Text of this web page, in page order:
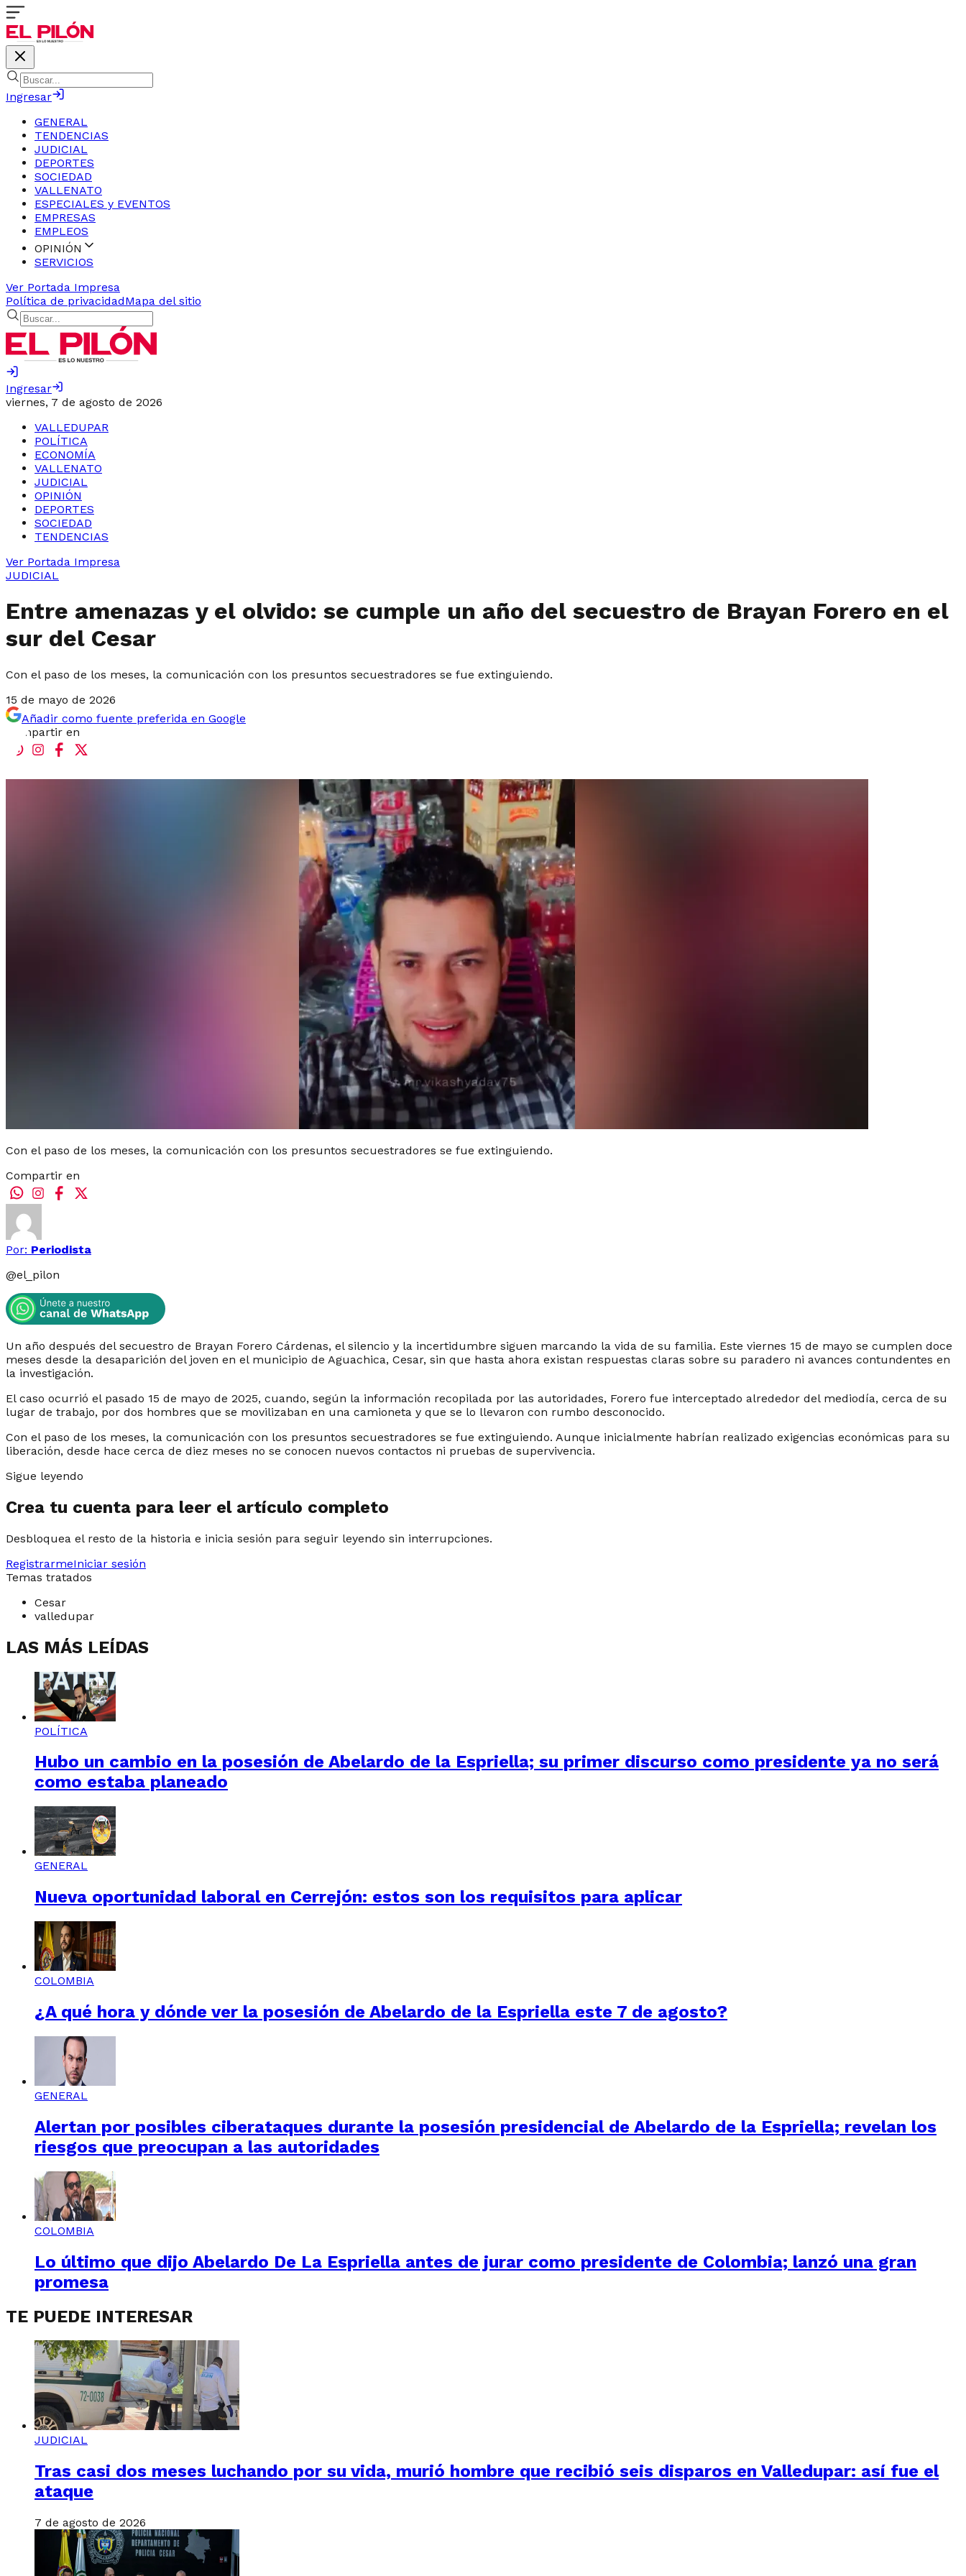
Ingresar
GENERAL
TENDENCIAS
JUDICIAL
DEPORTES
SOCIEDAD
VALLENATO
ESPECIALES y EVENTOS
EMPRESAS
EMPLEOS
OPINIÓN
SERVICIOS
Ver Portada Impresa
Política de privacidadMapa del sitio
Ingresar
viernes, 7 de agosto de 2026
VALLEDUPAR
POLÍTICA
ECONOMÍA
VALLENATO
JUDICIAL
OPINIÓN
DEPORTES
SOCIEDAD
TENDENCIAS
Ver Portada Impresa
JUDICIAL
Entre amenazas y el olvido: se cumple un año del secuestro de Brayan Forero en el
sur del Cesar
Con el paso de los meses, la comunicación con los presuntos secuestradores se fue extinguiendo.
15 de mayo de 2026
Añadir como fuente preferida en Google
Compartir en
Con el paso de los meses, la comunicación con los presuntos secuestradores se fue extinguiendo.
Compartir en
Por: Periodista
@el_pilon
Un año después del secuestro de Brayan Forero Cárdenas, el silencio y la incertidumbre siguen marcando la vida de su familia. Este viernes 15 de mayo se cumplen doce
meses desde la desaparición del joven en el municipio de Aguachica, Cesar, sin que hasta ahora existan respuestas claras sobre su paradero ni avances contundentes en
la investigación.
El caso ocurrió el pasado 15 de mayo de 2025, cuando, según la información recopilada por las autoridades, Forero fue interceptado alrededor del mediodía, cerca de su
lugar de trabajo, por dos hombres que se movilizaban en una camioneta y que se lo llevaron con rumbo desconocido.
Con el paso de los meses, la comunicación con los presuntos secuestradores se fue extinguiendo. Aunque inicialmente habrían realizado exigencias económicas para su
liberación, desde hace cerca de diez meses no se conocen nuevos contactos ni pruebas de supervivencia.
Sigue leyendo
Crea tu cuenta para leer el artículo completo
Desbloquea el resto de la historia e inicia sesión para seguir leyendo sin interrupciones.
RegistrarmeIniciar sesión
Temas tratados
Cesar
valledupar
LAS MÁS LEÍDAS
POLÍTICA
Hubo un cambio en la posesión de Abelardo de la Espriella; su primer discurso como presidente ya no será
como estaba planeado
GENERAL
Nueva oportunidad laboral en Cerrejón: estos son los requisitos para aplicar
COLOMBIA
¿A qué hora y dónde ver la posesión de Abelardo de la Espriella este 7 de agosto?
GENERAL
Alertan por posibles ciberataques durante la posesión presidencial de Abelardo de la Espriella; revelan los
riesgos que preocupan a las autoridades
COLOMBIA
Lo último que dijo Abelardo De La Espriella antes de jurar como presidente de Colombia; lanzó una gran
promesa
TE PUEDE INTERESAR
JUDICIAL
Tras casi dos meses luchando por su vida, murió hombre que recibió seis disparos en Valledupar: así fue el
ataque
7 de agosto de 2026